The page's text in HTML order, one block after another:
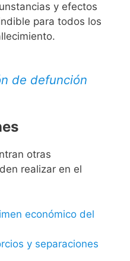
y efectos
para todos los
de defunción
otras
realizar en el
económico del
y separaciones